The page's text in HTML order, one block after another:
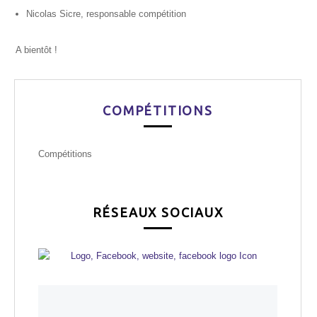
Nicolas Sicre, responsable compétition
A bientôt !
COMPÉTITIONS
Compétitions
RÉSEAUX SOCIAUX